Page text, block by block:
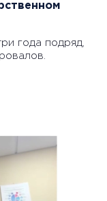
года подряд,